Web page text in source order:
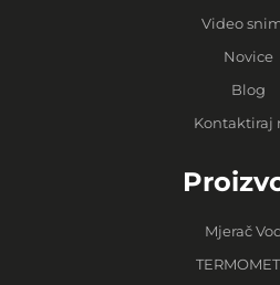
Video
Novice
Blog
Kontaktiraj
Mjerač